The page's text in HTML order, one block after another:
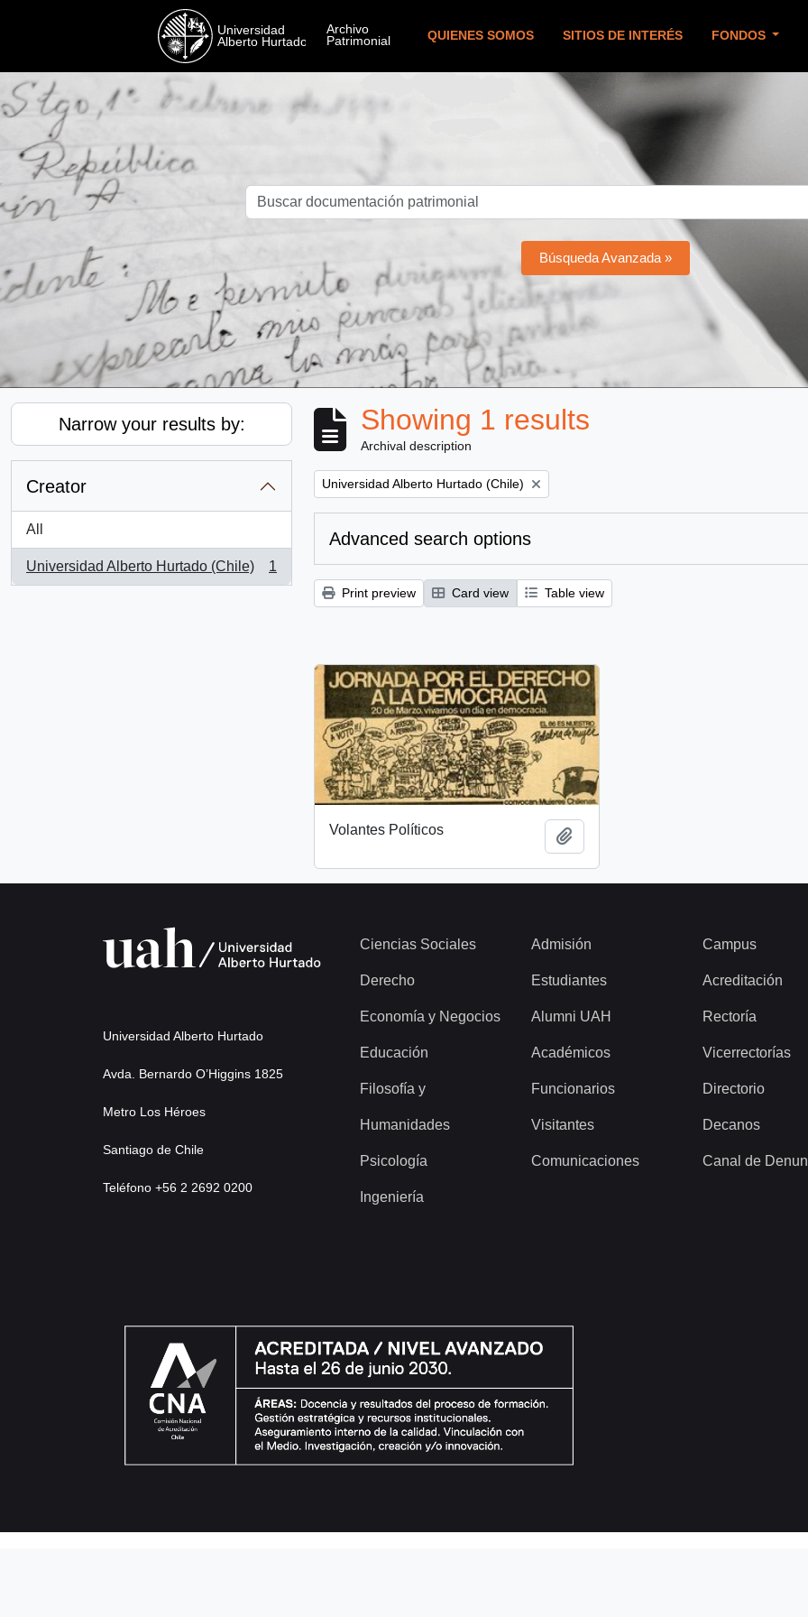
QUIENES SOMOS SITIOS DE INTERÉS FONDOS
Búsqueda Avanzada »
Narrow your results by:
Creator
All
Universidad Alberto Hurtado (Chile)
, 1 results
1
Showing 1 results
Archival description
Remove filter:
Universidad Alberto Hurtado (Chile)
Advanced search options
Print preview Card view Table view
Volantes Políticos
Universidad Alberto Hurtado
Avda. Bernardo O’Higgins 1825
Metro Los Héroes
Santiago de Chile
Teléfono +56 2 2692 0200
Ciencias Sociales
Derecho
Economía y Negocios
Educación
Filosofía y
Humanidades
Psicología
Ingeniería
Admisión
Estudiantes
Alumni UAH
Académicos
Funcionarios
Visitantes
Comunicaciones
Campus
Acreditación
Rectoría
Vicerrectorías
Directorio
Decanos
Canal de